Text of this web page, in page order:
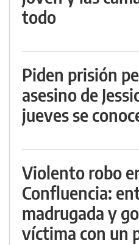
todo
Piden prisión
asesino de
jueves se
Violento robo
Confluencia:
madrugada y
víctima con un